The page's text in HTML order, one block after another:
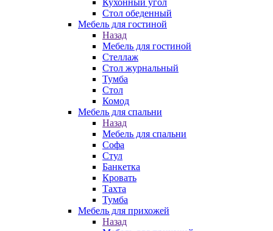
Кухонный угол
Стол обеденный
Мебель для гостиной
Назад
Мебель для гостиной
Стеллаж
Стол журнальный
Тумба
Стол
Комод
Мебель для спальни
Назад
Мебель для спальни
Софа
Стул
Банкетка
Кровать
Тахта
Тумба
Мебель для прихожей
Назад